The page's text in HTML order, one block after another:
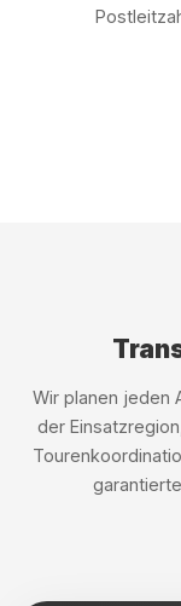
Wir planen jeden
der